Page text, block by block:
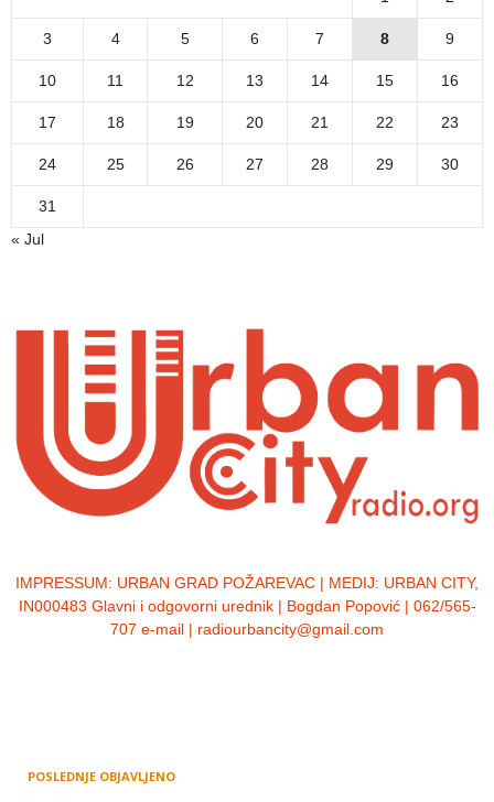
3 4 5 6 7 8 9
10 11 12 13 14 15 16
17 18 19 20 21 22 23
24 25 26 27 28 29 30
31
« Jul
IMPRESSUM: URBAN GRAD POŽAREVAC | MEDIJ: URBAN CITY,
IN000483 Glavni i odgovorni urednik | Bogdan Popović | 062/565-
707 e-mail | radiourbancity@gmail.com
POSLEDNJE OBJAVLJENO